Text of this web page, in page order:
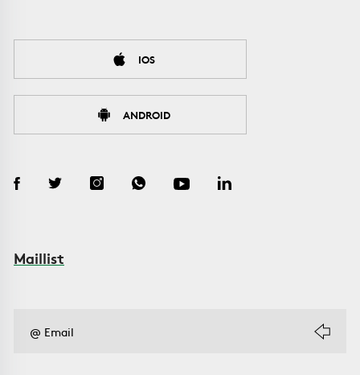
IOS
ANDROID
Maillist